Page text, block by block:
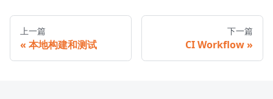
上一篇
本地构建和测试
下一篇
CI Workflow